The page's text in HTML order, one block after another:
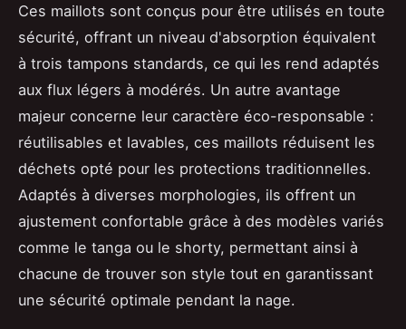
Ces maillots sont conçus pour être utilisés en toute
sécurité, offrant un niveau d'absorption équivalent
à trois tampons standards, ce qui les rend adaptés
aux flux légers à modérés. Un autre avantage
majeur concerne leur caractère éco-responsable :
réutilisables et lavables, ces maillots réduisent les
déchets opté pour les protections traditionnelles.
Adaptés à diverses morphologies, ils offrent un
ajustement confortable grâce à des modèles variés
comme le tanga ou le shorty, permettant ainsi à
chacune de trouver son style tout en garantissant
une sécurité optimale pendant la nage.